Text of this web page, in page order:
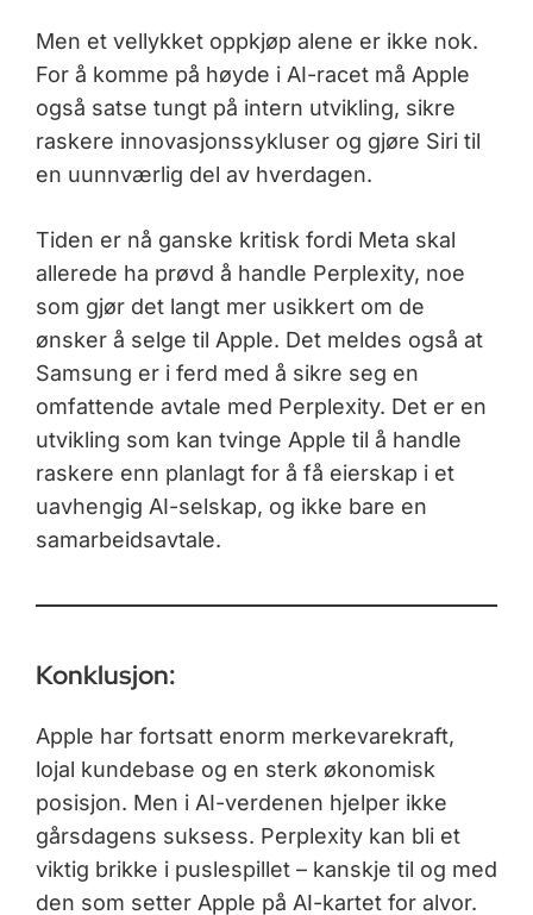
Men et vellykket oppkjøp alene er ikke nok.
For å komme på høyde i AI-racet må Apple
også satse tungt på intern utvikling, sikre
raskere innovasjonssykluser og gjøre Siri til
en uunnværlig del av hverdagen.
Tiden er nå ganske kritisk fordi Meta skal
allerede ha prøvd å handle Perplexity, noe
som gjør det langt mer usikkert om de
ønsker å selge til Apple. Det meldes også at
Samsung er i ferd med å sikre seg en
omfattende avtale med Perplexity. Det er en
utvikling som kan tvinge Apple til å handle
raskere enn planlagt for å få eierskap i et
uavhengig AI-selskap, og ikke bare en
samarbeidsavtale.
Konklusjon:
Apple har fortsatt enorm merkevarekraft,
lojal kundebase og en sterk økonomisk
posisjon. Men i AI-verdenen hjelper ikke
gårsdagens suksess. Perplexity kan bli et
viktig brikke i puslespillet – kanskje til og med
den som setter Apple på AI-kartet for alvor.